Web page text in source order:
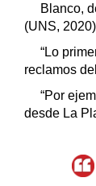
Blanco,
(UNS,
“Lo
reclamos
“Por
desde La